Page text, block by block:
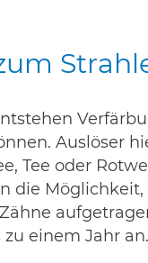
Auslöser
Tee oder
die
einem Jahr an.